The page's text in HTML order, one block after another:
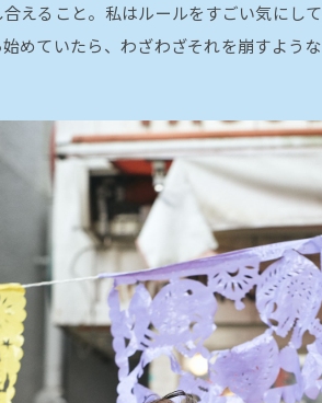
えること。私はルールをすごい気にし
めていたら、わざわざそれを崩すよう